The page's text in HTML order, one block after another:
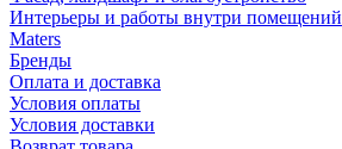
Интерьеры и работы внутри помещений
Maters
Бренды
Оплата и доставка
Условия оплаты
Условия доставки